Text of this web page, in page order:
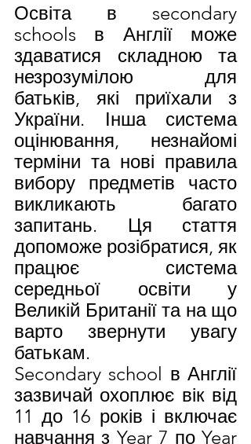
Освіта в secondary
schools в Англії може
здаватися складною та
незрозумілою для
батьків, які приїхали з
України. Інша система
оцінювання, незнайомі
терміни та нові правила
вибору предметів часто
викликають багато
запитань. Ця стаття
допоможе розібратися, як
працює система
середньої освіти у
Великій Британії та на що
варто звернути увагу
батькам.
Secondary school в Англії
зазвичай охоплює вік від
11 до 16 років і включає
навчання з Year 7 по Year